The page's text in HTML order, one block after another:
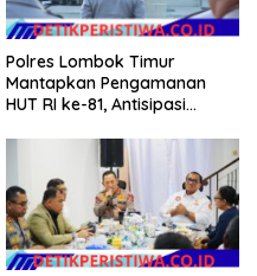
Polres Lombok Timur
Mantapkan Pengamanan
HUT RI ke-81, Antisipasi
Agenda Kapolri